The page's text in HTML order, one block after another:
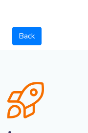
Back